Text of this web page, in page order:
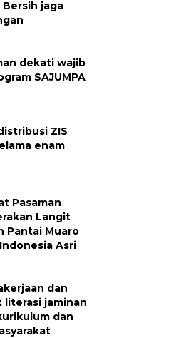
Bersih jaga
dekati wajib
SAJUMPA
ZIS
enam
Pasaman
Langit
Pantai Muaro
Asri
dan
literasi jaminan
dan